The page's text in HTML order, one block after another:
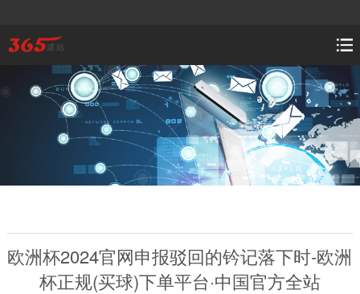
欧洲杯2024官网申报驳回的钤记落下时-欧洲
杯正规(买球)下单平台·中国官方全站